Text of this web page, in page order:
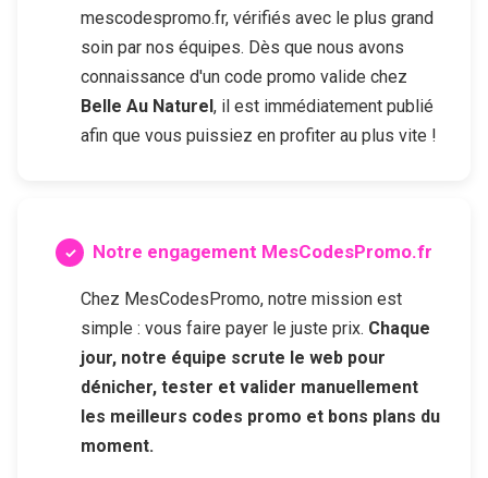
mescodespromo.fr, vérifiés avec le plus grand
soin par nos équipes. Dès que nous avons
connaissance d'un code promo valide chez
Belle Au Naturel, il est immédiatement publié
afin que vous puissiez en profiter au plus vite !
Notre engagement MesCodesPromo.fr
Chez MesCodesPromo, notre mission est
simple : vous faire payer le juste prix. Chaque
jour, notre équipe scrute le web pour
dénicher, tester et valider manuellement
les meilleurs codes promo et bons plans du
moment.